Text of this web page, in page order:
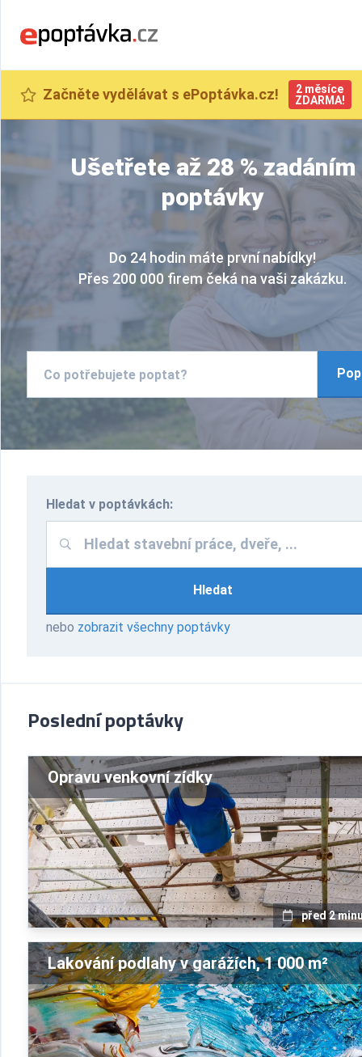
Začněte vydělávat s ePoptávka.cz!
2 měsíce
ZDARMA!
Ušetřete až 28 % zadáním
poptávky
Do 24 hodin máte první nabídky!
Přes 200 000 firem čeká na vaši zakázku.
Hledat v poptávkách:
Hledat
nebo zobrazit všechny poptávky
Poslední poptávky
Opravu venkovní zídky
před 2
Lakování podlahy v garážích, 1 000 m²